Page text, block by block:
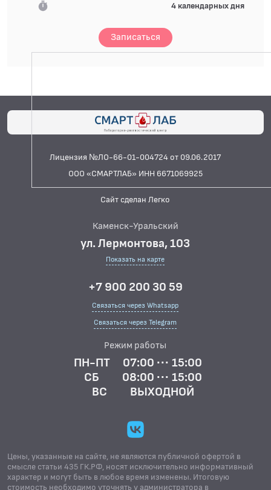
4 календарных дня
Записаться
Лицензия №ЛО-66-01-004724 от 09.06.2017
ООО «СМАРТЛАБ» ИНН 6671069925
Сайт сделан Легко
Каменск-Уральский
ул. Лермонтова, 103
Показать на карте
+7 900 200 30 59
Связаться через Whatsapp
Связаться через Telegram
Режим работы
ПН-ПТ
07:00 ··· 15:00
СБ
08:00 ··· 15:00
ВС
ВЫХОДНОЙ
Цены, указанные на сайте, не являются публичной офертой в
смысле статьи 435 ГК.РФ, носят исключительно информативный
характер и могут быть в любое время изменены. Итоговую
стоимость необходимо уточнять у администратора в